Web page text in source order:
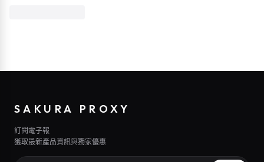
SAKURA PROXY
訂閱電子報
獲取最新產品資訊與獨家優惠